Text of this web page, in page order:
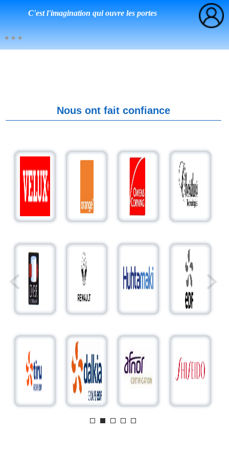
C'est l'imagination qui ouvre les portes
Nous ont fait confiance